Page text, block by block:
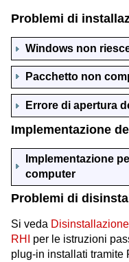
Problemi di
Windows non
Pacchetto non
Errore di apertura
Implementazione
Implementazione
computer
Problemi di
Si veda
RHI
per le istruzioni
plug-in installati tramite